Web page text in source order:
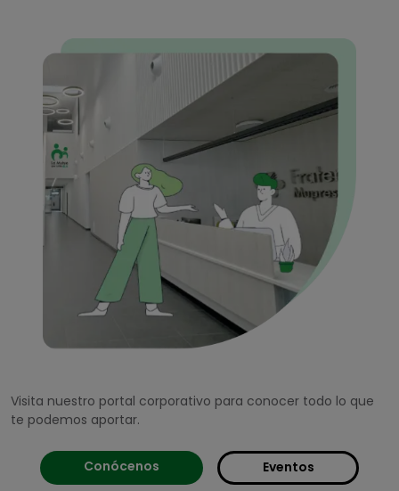
Visita nuestro portal corporativo para conocer todo lo que
te podemos aportar.
Conócenos Eventos